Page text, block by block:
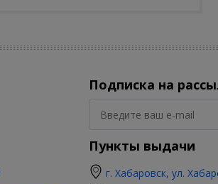
Подписка на
Пункты выдачи
г. Хабаровск, ул.